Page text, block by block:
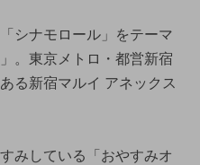
シナモロール」をテーマ
。東京メトロ・都営新宿
る新宿マルイ アネックス
みしている「おやすみオ